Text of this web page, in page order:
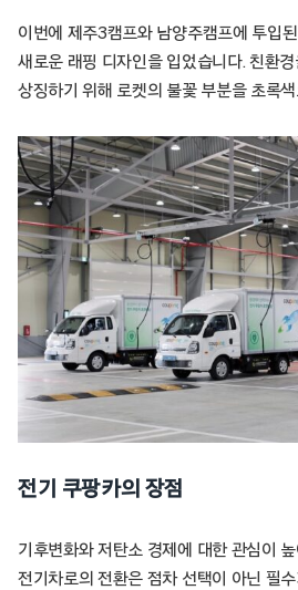
이번에 제주3캠프와 남양주캠프에 투입
새로운 래핑 디자인을 입었습니다. 친환
상징하기 위해 로켓의 불꽃 부분을 초록
전기 쿠팡카의 장점
기후변화와 저탄소 경제에 대한 관심이
전기차로의 전환은 점차 선택이 아닌 필